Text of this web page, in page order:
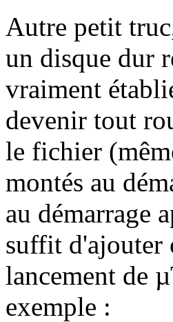
Autre petit
un disque dur
vraiment
devenir tout
le fichier
montés au
au démarrage
suffit d'ajouter
lancement de
exemple :